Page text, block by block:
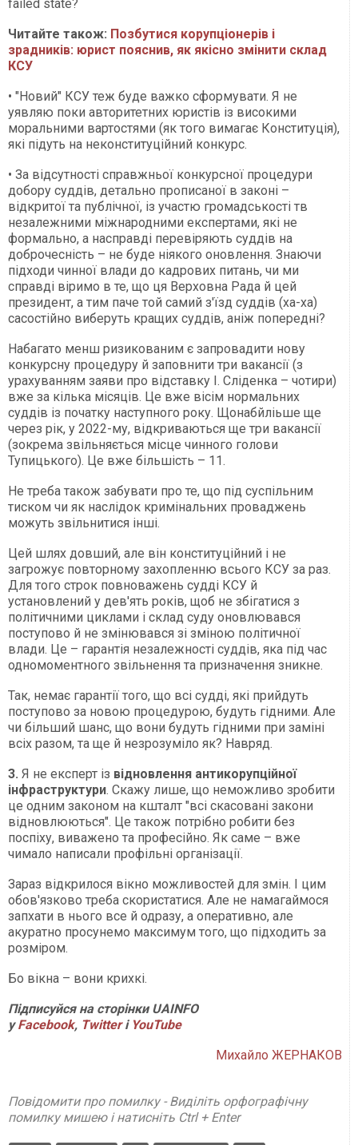
failed state?
Читайте також: Позбутися корупціонерів і
зрадників: юрист пояснив, як якісно змінити склад
КСУ
• "Новий" КСУ теж буде важко сформувати. Я не
уявляю поки авторитетних юристів із високими
моральними вартостями (як того вимагає Конституція),
які підуть на неконституційний конкурс.
• За відсутності справжньої конкурсної процедури
добору суддів, детально прописаної в законі –
відкритої та публічної, із участю громадськості тв
незалежними міжнародними експертами, які не
формально, а насправді перевіряють суддів на
доброчесність – не буде ніякого оновлення. Знаючи
підходи чинної влади до кадрових питань, чи ми
справді віримо в те, що ця Верховна Рада й цей
президент, а тим паче той самий з'їзд суддів (ха-ха)
сасостійно виберуть кращих суддів, аніж попередні?
Набагато менш ризикованим є запровадити нову
конкурсну процедуру й заповнити три вакансії (з
урахуванням заяви про відставку І. Сліденка – чотири)
вже за кілька місяців. Це вже вісім нормальних
суддів із початку наступного року. Щонабйліьше ще
через рік, у 2022-му, відкриваються ще три вакансії
(зокрема звільняється місце чинного голови
Тупицького). Це вже більшість – 11.
Не треба також забувати про те, що під суспільним
тиском чи як наслідок кримінальних проваджень
можуть звільнитися інші.
Цей шлях довший, але він конституційний і не
загрожує повторному захопленню всього КСУ за раз.
Для того строк повноважень судді КСУ й
установлений у дев'ять років, щоб не збігатися з
політичними циклами і склад суду оновлювався
поступово й не змінювався зі зміною політичної
влади. Це – гарантія незалежності суддів, яка під час
одномоментного звільнення та призначення зникне.
Так, немає гарантії того, що всі судді, які прийдуть
поступово за новою процедурою, будуть гідними. Але
чи більший шанс, що вони будуть гідними при заміні
всіх разом, та ще й незрозуміло як? Навряд.
3. Я не експерт із відновлення антикорупційної
інфраструктури. Скажу лише, що неможливо зробити
це одним законом на кшталт "всі скасовані закони
відновлюються". Це також потрібно робити без
поспіху, виважено та професійно. Як саме – вже
чимало написали профільні організації.
Зараз відкрилося вікно можливостей для змін. І цим
обов'язково треба скористатися. Але не намагаймося
запхати в нього все й одразу, а оперативно, але
акуратно просунемо максимум того, що підходить за
розміром.
Бо вікна – вони крихкі.
Підписуйся на сторінки UAINFO
уFacebook, Twitterі YouTube
Михайло ЖЕРНАКОВ
Повідомити про помилку - Виділіть орфографічну
помилку мишею і натисніть Ctrl + Enter